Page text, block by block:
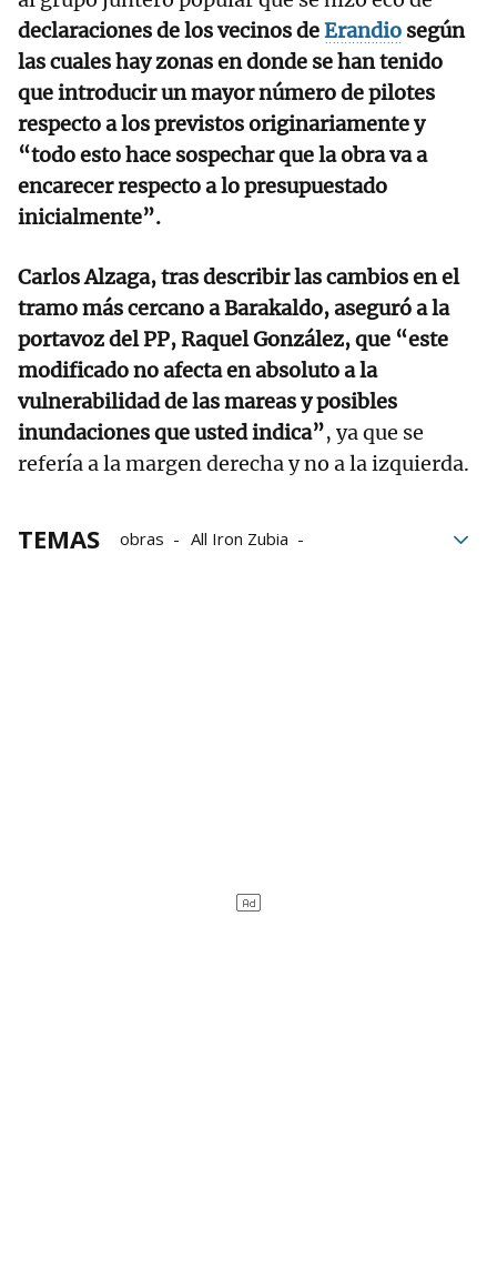
declaraciones de los vecinos deErandio según
las cuales hay zonas en donde se han tenido
que introducir un mayor número de pilotes
respecto a los previstos originariamente y
“todo esto hace sospechar que la obra va a
encarecer respecto a lo presupuestado
inicialmente”.
Carlos Alzaga, tras describir las cambios en el
tramo más cercano a Barakaldo, aseguró a la
portavoz del PP, Raquel González, que “este
modificado no afecta en absoluto a la
vulnerabilidad de las mareas y posibles
inundaciones que usted indica”, ya que se
refería a la margen derecha y no a la izquierda.
TEMAS obras
All Iron Zubia